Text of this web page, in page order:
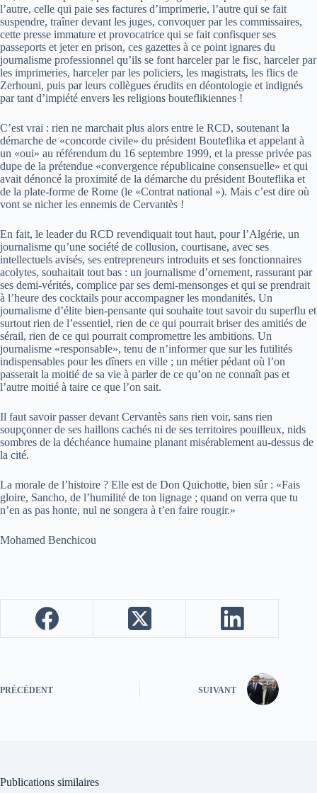
l’autre, celle qui paie ses factures d’imprimerie, l’autre qui se fait
suspendre, traîner devant les juges, convoquer par les commissaires,
cette presse immature et provocatrice qui se fait confisquer ses
passeports et jeter en prison, ces gazettes à ce point ignares du
journalisme professionnel qu’ils se font harceler par le fisc, harceler par
les imprimeries, harceler par les policiers, les magistrats, les flics de
Zerhouni, puis par leurs collègues érudits en déontologie et indignés
par tant d’impiété envers les religions bouteflikiennes !
C’est vrai : rien ne marchait plus alors entre le RCD, soutenant la
démarche de «concorde civile» du président Bouteflika et appelant à
un «oui» au référendum du 16 septembre 1999, et la presse privée pas
dupe de la prétendue «convergence républicaine consensuelle» et qui
avait dénoncé la proximité de la démarche du président Bouteflika et
de la plate-forme de Rome (le «Contrat national »). Mais c’est dire où
vont se nicher les ennemis de Cervantès !
En fait, le leader du RCD revendiquait tout haut, pour l’Algérie, un
journalisme qu’une société de collusion, courtisane, avec ses
intellectuels avisés, ses entrepreneurs introduits et ses fonctionnaires
acolytes, souhaitait tout bas : un journalisme d’ornement, rassurant par
ses demi-vérités, complice par ses demi-mensonges et qui se prendrait
à l’heure des cocktails pour accompagner les mondanités. Un
journalisme d’élite bien-pensante qui souhaite tout savoir du superflu et
surtout rien de l’essentiel, rien de ce qui pourrait briser des amitiés de
sérail, rien de ce qui pourrait compromettre les ambitions. Un
journalisme «responsable», tenu de n’informer que sur les futilités
indispensables pour les dîners en ville ; un métier pédant où l’on
passerait la moitié de sa vie à parler de ce qu’on ne connaît pas et
l’autre moitié à taire ce que l’on sait.
Il faut savoir passer devant Cervantès sans rien voir, sans rien
soupçonner de ses haillons cachés ni de ses territoires pouilleux, nids
sombres de la déchéance humaine planant misérablement au-dessus de
la cité.
La morale de l’histoire ? Elle est de Don Quichotte, bien sûr : «Fais
gloire, Sancho, de l’humilité de ton lignage ; quand on verra que tu
n’en as pas honte, nul ne songera à t’en faire rougir.»
Mohamed Benchicou
PRÉCÉDENT SUIVANT
Publications similaires